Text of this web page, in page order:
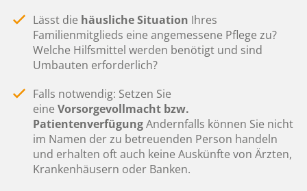
Lässt die häusliche Situation Ihres
Familienmitglieds eine angemessene Pflege zu?
Welche Hilfsmittel werden benötigt und sind
Umbauten erforderlich?
Falls notwendig: Setzen Sie
eine Vorsorgevollmacht bzw.
PatientenverfügungAndernfalls können Sie nicht
im Namen der zu betreuenden Person handeln
und erhalten oft auch keine Auskünfte von Ärzten,
Krankenhäusern oder Banken.